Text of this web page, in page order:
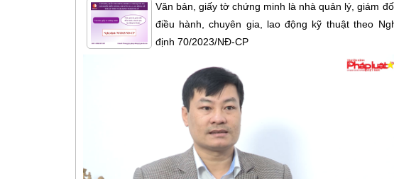
Văn bản, giấy tờ chứng minh là nhà quản lý, giám
điều hành, chuyên gia, lao động kỹ thuật theo
định 70/2023/NĐ-CP